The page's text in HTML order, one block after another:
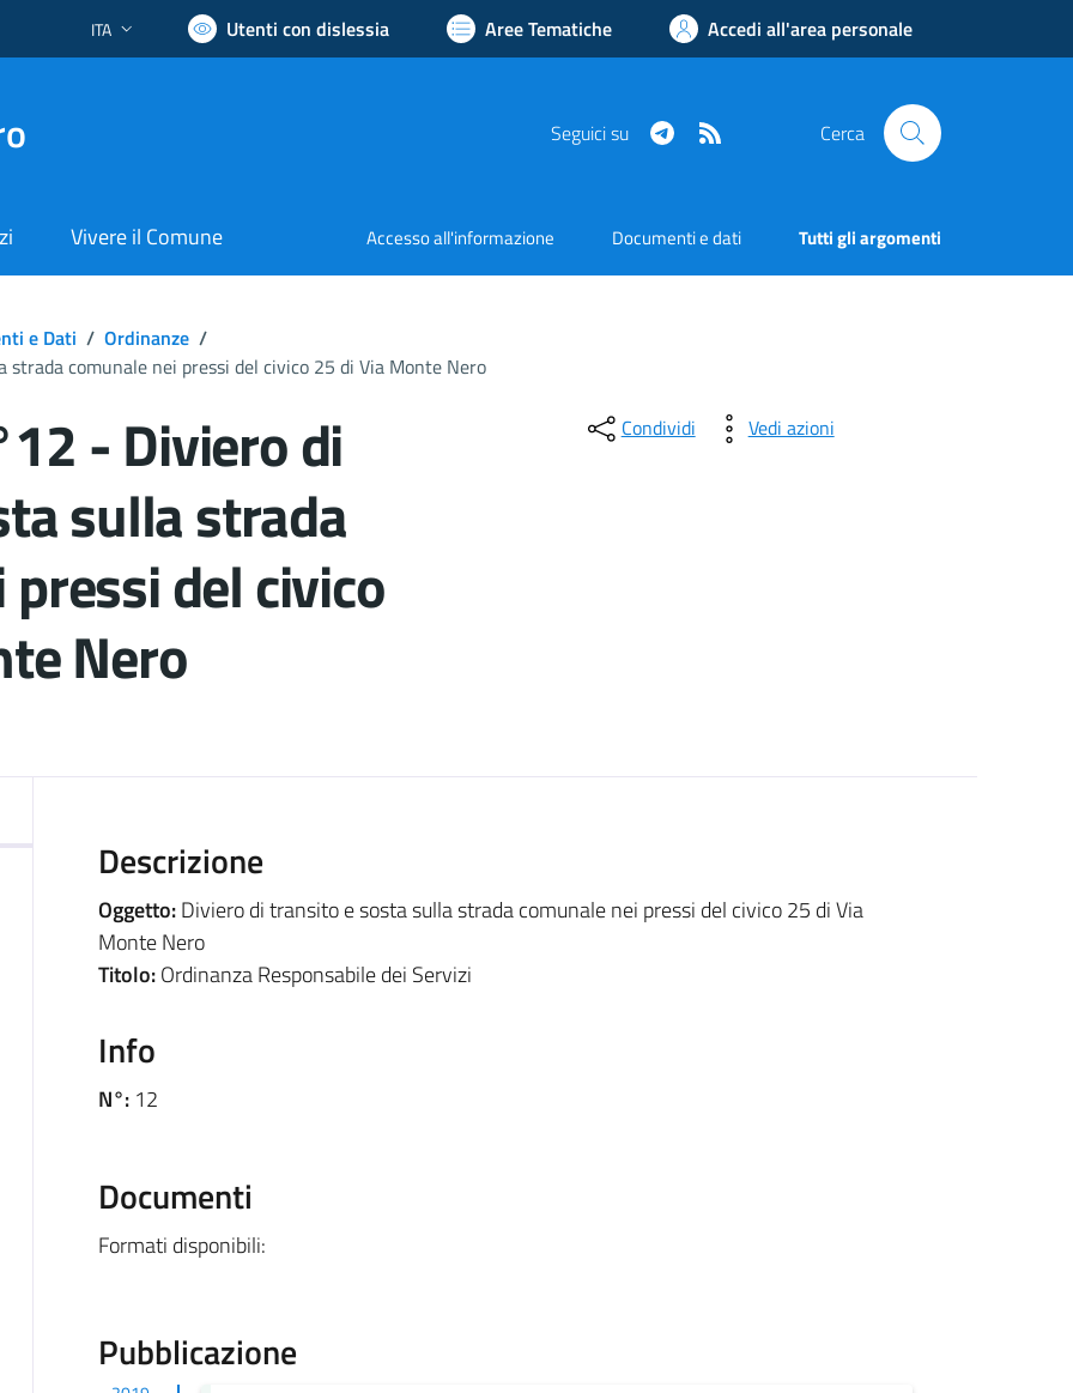
Lingua attiva:
ITA Utenti con dislessia Aree Tematiche Accedi all'area personale
Seguici su Telegram Cerca
Vivere il Comune Accesso all'informazione Documenti e dati Tutti gli argomenti
e Dati / Ordinanze /
comunale nei pressi del civico 25 di Via Monte Nero
- Diviero di
sulla strada
del civico
Nero
Condividi Vedi azioni
Descrizione
Oggetto:Diviero di transito e sosta sulla strada comunale nei pressi del civico 25 di Via
Monte Nero
Titolo:Ordinanza Responsabile dei Servizi
Info
N°: 12
Documenti
Formati disponibili:
Pubblicazione